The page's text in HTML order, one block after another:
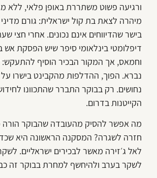
ורגיעה פשוט משתררת באופן פלאי, ללא
מיהרה לצאת בת קול ישראלית: גורם
בישר שהדיווחים אינם נכונים. אחרי חצי
דיפלומטי בינלאומי סיפר שיש הפסקת אש
וחמאס, אך המקור הבכיר הוסיף להתעקש:
נברא. הפוך, ההדלפות מהקבינט בישרו על
נחושים. רק בבוקר התברר שהתכוונו
הקייטנות בדרום.
מה אפשר להסיק מהעובדה שהבוקר הורה
חזרה לשגרה? המסקנה הראשונה היא
לאל ג׳זירה מאשר לבכירים ישראליים.
לשקר בערב ולהיחשף למחרת בבוקר זה